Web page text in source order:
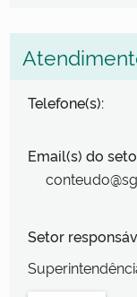
Telefone(s):
Email(s) do
Setor